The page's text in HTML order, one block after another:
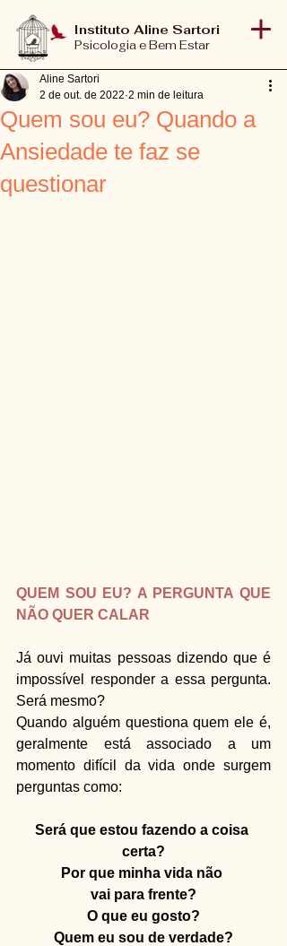
Instituto Aline Sartori
Psicologia e Bem Estar
Quem sou eu? Quando a
Ansiedade te faz se
questionar
Aline Sartori
2 de out. de 2022 2 min de leitura
QUEM SOU EU? A PERGUNTA QUE
NÃO QUER CALAR
Já ouvi muitas pessoas dizendo que é
impossível responder a essa pergunta.
Será mesmo?
Quando alguém questiona quem ele é,
geralmente está associado a um
momento difícil da vida onde surgem
perguntas como:
Será que estou fazendo a coisa
certa?
Por que minha vida não
vai para frente?
O que eu gosto?
Quem eu sou de verdade?